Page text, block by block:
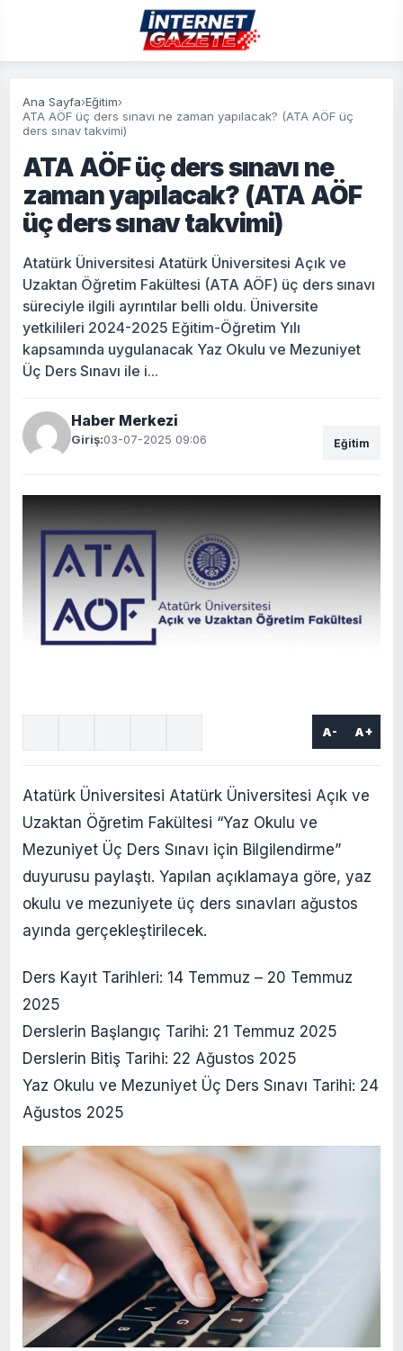
Ana Sayfa›Eğitim›
ATA AÖF üç ders sınavı ne zaman yapılacak? (ATA AÖF üç
ders sınav takvimi)
ATA AÖF üç ders sınavı ne
zaman yapılacak? (ATA AÖF
üç ders sınav takvimi)
Atatürk Üniversitesi Atatürk Üniversitesi Açık ve
Uzaktan Öğretim Fakültesi (ATA AÖF) üç ders sınavı
süreciyle ilgili ayrıntılar belli oldu. Üniversite
yetkilileri 2024-2025 Eğitim-Öğretim Yılı
kapsamında uygulanacak Yaz Okulu ve Mezuniyet
Üç Ders Sınavı ile i...
Haber Merkezi
Giriş:03-07-2025 09:06 Eğitim
A- A+
Atatürk Üniversitesi Atatürk Üniversitesi Açık ve
Uzaktan Öğretim Fakültesi “Yaz Okulu ve
Mezuniyet Üç Ders Sınavı için Bilgilendirme”
duyurusu paylaştı. Yapılan açıklamaya göre, yaz
okulu ve mezuniyete üç ders sınavları ağustos
ayında gerçekleştirilecek.
Ders Kayıt Tarihleri: 14 Temmuz – 20 Temmuz
2025
Derslerin Başlangıç Tarihi: 21 Temmuz 2025
Derslerin Bitiş Tarihi: 22 Ağustos 2025
Yaz Okulu ve Mezuniyet Üç Ders Sınavı Tarihi: 24
Ağustos 2025